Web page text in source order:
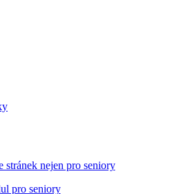
stránek nejen pro seniory